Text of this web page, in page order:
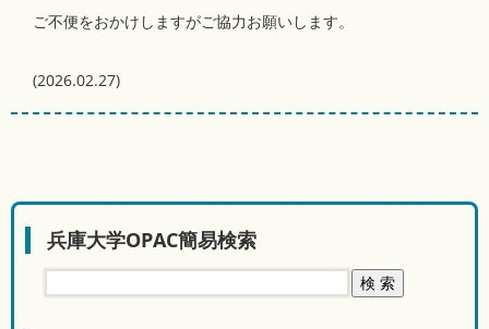
ご不便をおかけしますがご協力お願いします。
(2026.02.27)
兵庫大学OPAC簡易検索